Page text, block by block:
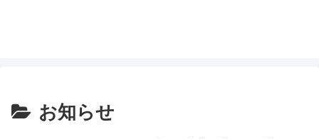
お知らせ